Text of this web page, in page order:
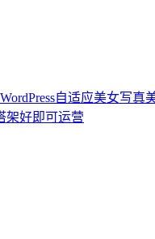
自适应美女写真
架好即可运营